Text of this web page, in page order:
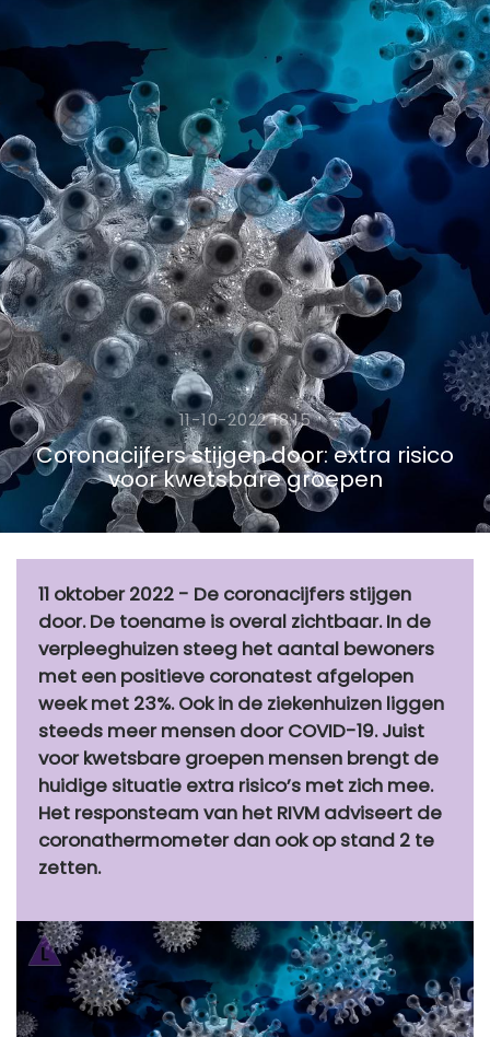
11-10-2022 18:15
Coronacijfers stijgen door: extra risico
voor kwetsbare groepen
11 oktober 2022 - De coronacijfers stijgen
door. De toename is overal zichtbaar. In de
verpleeghuizen steeg het aantal bewoners
met een positieve coronatest afgelopen
week met 23%. Ook in de ziekenhuizen liggen
steeds meer mensen door COVID-19. Juist
voor kwetsbare groepen mensen brengt de
huidige situatie extra risico’s met zich mee.
Het responsteam van het RIVM adviseert de
coronathermometer dan ook op stand 2 te
zetten.